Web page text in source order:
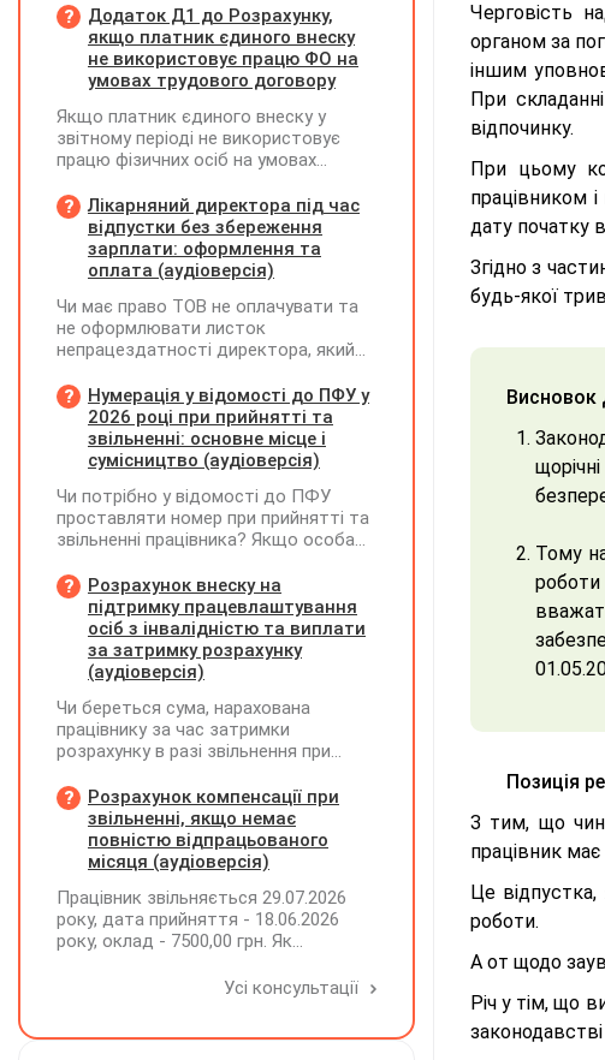
Черговість
органом за
іншим
При
відпочинку.
При цьому
працівником
дату початку
Згідно з
будь-якої
Висновок
Тому
Позиція
З тим, що
працівник
Це
роботи.
А от щодо
Річ у тім, що
законодавстві
Додаток Д1 до Розрахунку,
якщо платник єдиного внеску
не використовує працю ФО на
умовах трудового договору
Якщо платник єдиного внеску у
звітному періоді не використовує
працю фізичних осіб на умовах
на інших умовах, передбачених
законодавством, Додаток Д1/
Додаток ФІЗ-Д1 за відповідний
період не подається
Лікарняний директора під час
відпустки без збереження
зарплати: оформлення та
оплата (аудіоверсія)
Чи має право ТОВ не оплачувати та
не оформлювати листок
непрацездатності директора, який
збереження заробітної плати під час
призупинення діяльності
підприємства?
Нумерація у відомості до ПФУ у
2026 році при прийнятті та
звільненні: основне місце і
сумісництво (аудіоверсія)
Чи потрібно у відомості до ПФУ
проставляти номер при прийнятті та
звільненні працівника? Якщо особа
місцем роботи та за сумісництвом,
чи рахується це як два роботодавці?
Розрахунок внеску на
підтримку працевлаштування
осіб з інвалідністю та виплати
за затримку розрахунку
(аудіоверсія)
Чи береться сума, нарахована
працівнику за час затримки
розрахунку в разі звільнення при
заробітної плати (винагороди), для
розрахунку внеску на підтримку
працевлаштування осіб з
інвалідністю?
Розрахунок компенсації при
звільненні, якщо немає
повністю відпрацьованого
місяця (аудіоверсія)
Працівник звільняється 29.07.2026
року, дата прийняття - 18.06.2026
року, оклад - 7500,00 грн. Як
невикористаних днів відпустки при
Усі консультації